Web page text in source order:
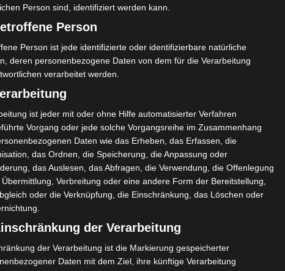
H U
0:0
Iheb Ademi
Person sind, identifiziert werden kann.
Person
Person ist jede identifizierte oder identifizierbare natürliche
deren personenbezogene Daten von dem für die Verarbeitung
verarbeitet werden.
ist jeder mit oder ohne Hilfe automatisierter Verfahren
Vorgang oder jede solche Vorgangsreihe im Zusammenhang
Daten wie das Erheben, das Erfassen, die
das Ordnen, die Speicherung, die Anpassung oder
das Auslesen, das Abfragen, die Verwendung, die Offenlegung
Verbreitung oder eine andere Form der Bereitstellung,
oder die Verknüpfung, die Einschränkung, das Löschen oder
der Verarbeitung
der Verarbeitung ist die Markierung gespeicherter
Daten mit dem Ziel, ihre künftige Verarbeitung